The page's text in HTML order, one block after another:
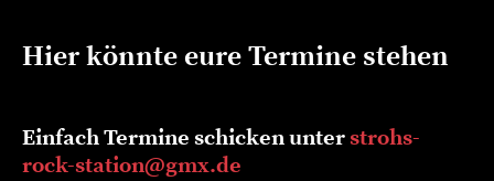
Hier könnte eure Termine stehen
Einfach Termine schicken unter strohs-
rock-station@gmx.de